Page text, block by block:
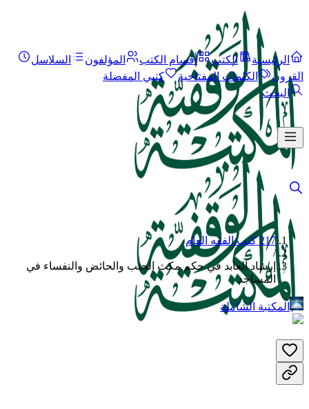
الرئيسية الكتب أقسام الكتب المؤلفون
السلاسل
القرون
الكلمات المفتاحية
كتبي المفضلة
البحث
217 كتب الفقه العام
/
إرشاد العابد في حكم مكث الجنب والحائض والنفساء في
المساجد
المكتبة الشاملة